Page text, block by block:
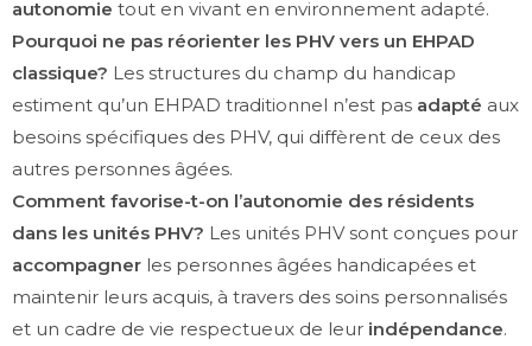
autonomie tout en vivant en environnement adapté.
Pourquoi ne pas réorienter les PHV vers un EHPAD
classique? Les structures du champ du handicap
estiment qu’un EHPAD traditionnel n’est pas adapté aux
besoins spécifiques des PHV, qui diffèrent de ceux des
autres personnes âgées.
Comment favorise-t-on l’autonomie des résidents
dans les unités PHV? Les unités PHV sont conçues pour
accompagner les personnes âgées handicapées et
maintenir leurs acquis, à travers des soins personnalisés
et un cadre de vie respectueux de leur indépendance.